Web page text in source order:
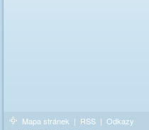
Mapa stránek | RSS | Odkazy